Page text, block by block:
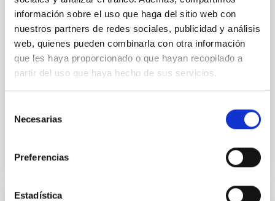
información sobre el uso que haga del sitio web con
nuestros partners de redes sociales, publicidad y análisis
web, quienes pueden combinarla con otra información
que les haya proporcionado o que hayan recopilado a
partir del uso que haya hecho de sus servicios.
Necesarias
Preferencias
Estadística
Observatory LLC
Regular las condiciones para la instalación del TMT
en el ORM, su futura operación y, cuando así se
decida de mutuo acuerdo, su demolición, retirada y
restauración del emplazamiento
Not in force